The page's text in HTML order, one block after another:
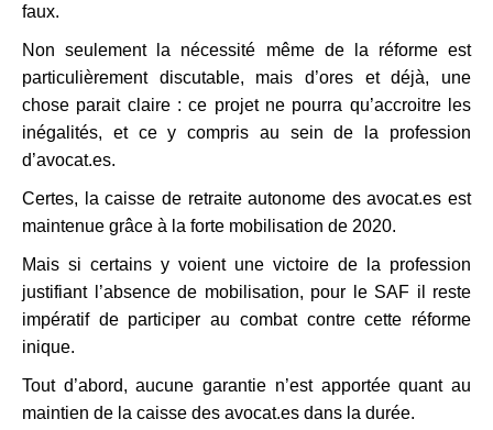
faux.
Non seulement la nécessité même de la réforme est
particulièrement discutable, mais d’ores et déjà, une
chose parait claire : ce projet ne pourra qu’accroitre les
inégalités, et ce y compris au sein de la profession
d’avocat.es.
Certes, la caisse de retraite autonome des avocat.es est
maintenue grâce à la forte mobilisation de 2020.
Mais si certains y voient une victoire de la profession
justifiant l’absence de mobilisation, pour le SAF il reste
impératif de participer au combat contre cette réforme
inique.
Tout d’abord, aucune garantie n’est apportée quant au
maintien de la caisse des avocat.es dans la durée.